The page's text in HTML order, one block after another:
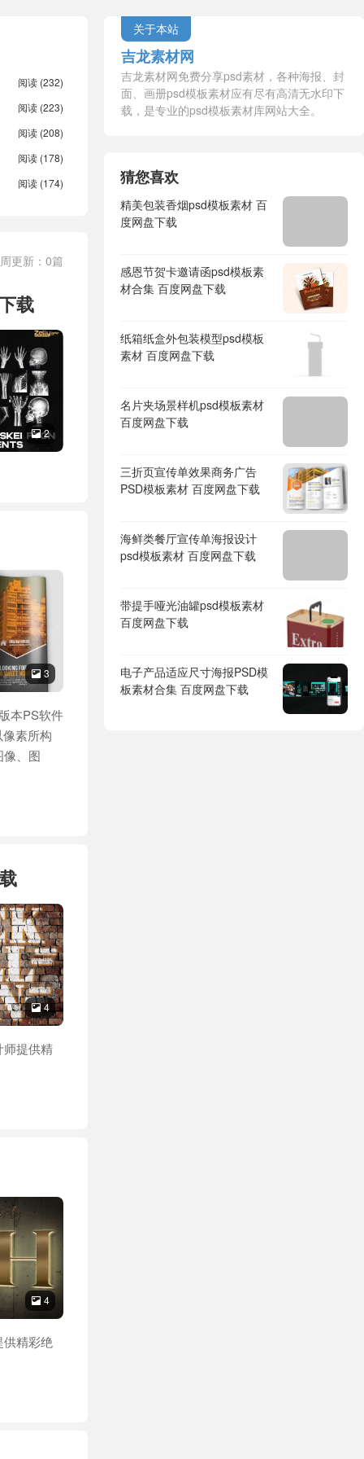
阅读 (232)
阅读 (223)
阅读 (208)
阅读 (178)
阅读 (174)
更新：0篇
载
 2
 3
本PS软件
素所构
、图
 4
师提供精
 4
供精彩绝
关于本站
吉龙素材网
吉龙素材网免费分享psd素材，各种海报、封
面、画册psd模板素材应有尽有高清无水印下
载，是专业的psd模板素材库网站大全。
猜您喜欢
精美包装香烟psd模板素材 百
度网盘下载
感恩节贺卡邀请函psd模板素
材合集 百度网盘下载
纸箱纸盒外包装模型psd模板
素材 百度网盘下载
名片夹场景样机psd模板素材
百度网盘下载
三折页宣传单效果商务广告
PSD模板素材 百度网盘下载
海鲜类餐厅宣传单海报设计
psd模板素材 百度网盘下载
带提手哑光油罐psd模板素材
百度网盘下载
电子产品适应尺寸海报PSD模
板素材合集 百度网盘下载